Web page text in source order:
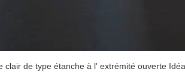
clair de type étanche à l' extrémité ouverte